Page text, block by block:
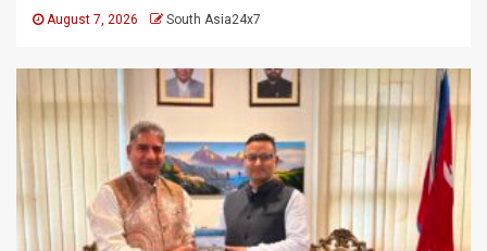
August 7, 2026 South Asia24x7